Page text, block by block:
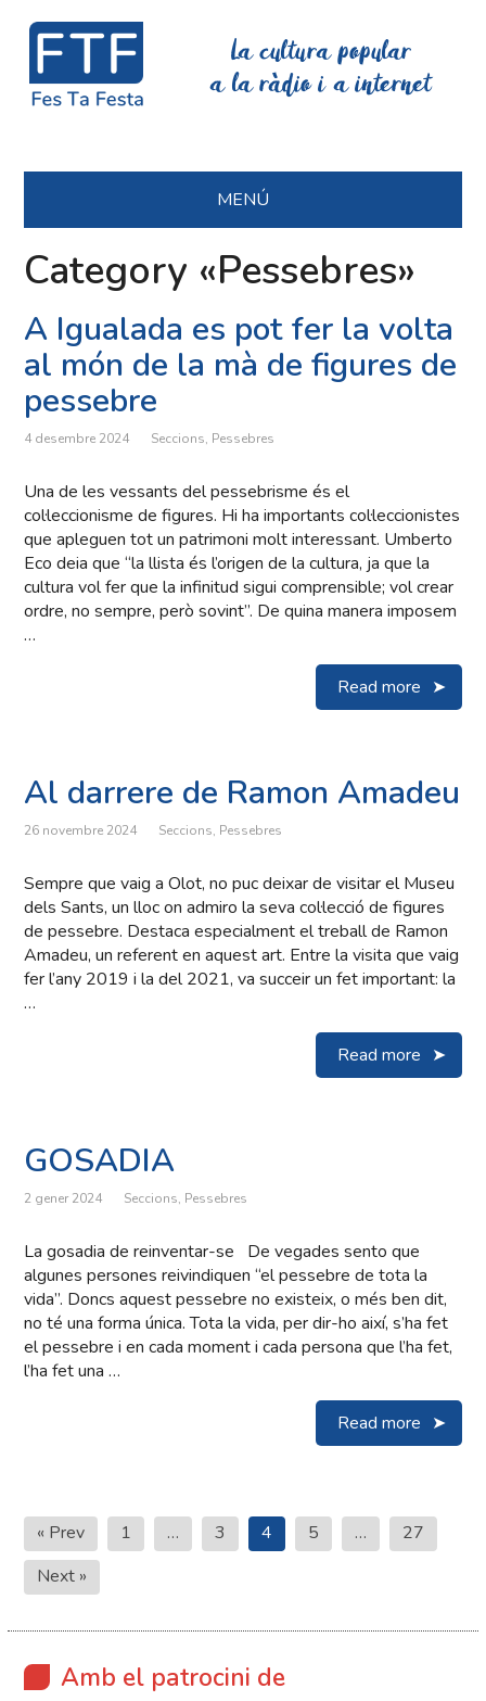
La cultura popular
a la ràdio i a internet
MENÚ
Category «Pessebres»
A Igualada es pot fer la volta
al món de la mà de figures de
pessebre
4 desembre 2024 Seccions, Pessebres
Una de les vessants del pessebrisme és el
col·leccionisme de figures. Hi ha importants col·leccionistes
que apleguen tot un patrimoni molt interessant. Umberto
Eco deia que “la llista és l’origen de la cultura, ja que la
cultura vol fer que la infinitud sigui comprensible; vol crear
ordre, no sempre, però sovint”. De quina manera imposem
…
Read more
Al darrere de Ramon Amadeu
26 novembre 2024 Seccions, Pessebres
Sempre que vaig a Olot, no puc deixar de visitar el Museu
dels Sants, un lloc on admiro la seva col·lecció de figures
de pessebre. Destaca especialment el treball de Ramon
Amadeu, un referent en aquest art. Entre la visita que vaig
fer l’any 2019 i la del 2021, va succeir un fet important: la
…
Read more
GOSADIA
2 gener 2024 Seccions, Pessebres
La gosadia de reinventar-se De vegades sento que
algunes persones reivindiquen “el pessebre de tota la
vida”. Doncs aquest pessebre no existeix, o més ben dit,
no té una forma única. Tota la vida, per dir-ho així, s’ha fet
el pessebre i en cada moment i cada persona que l’ha fet,
l’ha fet una …
Read more
Paginació
de
les
entrades
« Prev 1 … 3 4 5 …
27
Next »
Amb el patrocini de